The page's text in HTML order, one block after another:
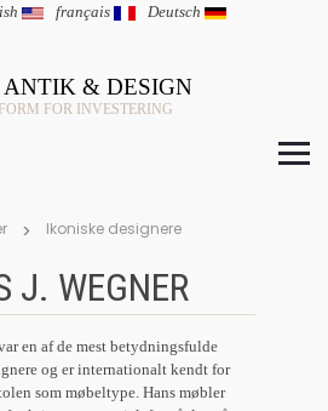
| français | Deutsch
ANTIK & DESIGN
FOR INVESTERING
Ikoniske designere
J. WEGNER
en af de mest betydningsfulde
og er internationalt kendt for
som møbeltype. Hans møbler